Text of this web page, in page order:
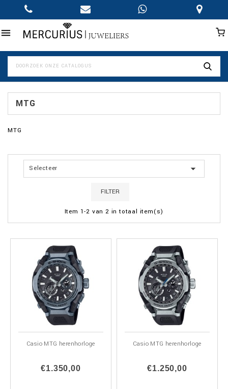

MTG
MTG
Selecteer 
FILTER
Item 1-2 van 2 in totaal item(s)
Casio MTG herenhorloge
€1.350,00
Casio MTG herenhorloge
€1.250,00